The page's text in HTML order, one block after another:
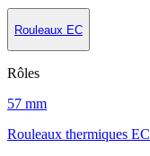
Rouleaux EC
Rôles
57 mm
Rouleaux thermiques EC